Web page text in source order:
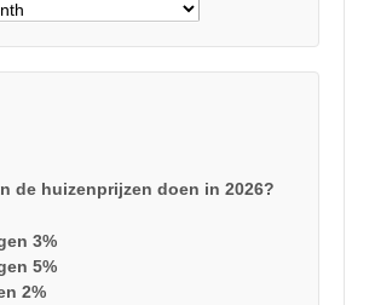
de huizenprijzen doen in 2026?
3%
5%
2%